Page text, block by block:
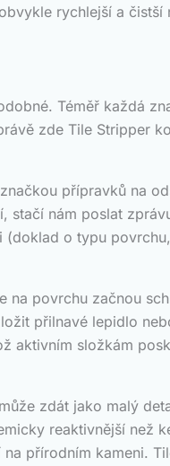
rychlejší a čistší
Téměř každá
zde Tile Stripper
přípravků na
stačí nám poslat
(doklad o typu
povrchu začnou
přilnavé lepidlo
aktivním složkám
zdát jako malý
reaktivnější než
přírodním kameni.